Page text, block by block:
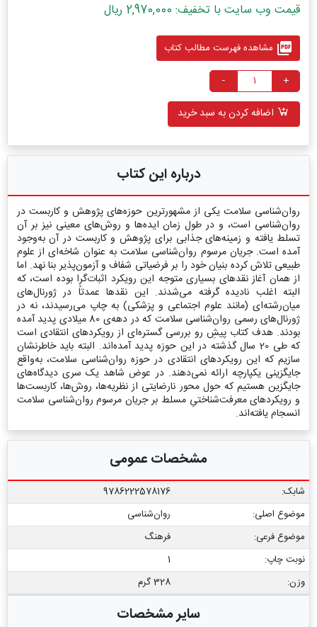
قیمت وب سایت با تخفیف: 2,970,000 ریال
picture_as_pdf مشاهده فهرست مطالب کتاب
+
-
اضافه کردن به سبد خرید
درباره این کتاب
روان‌شناسی سلامت یکی از مشهورترین حوزه‌های پژوهش و کاربست در
روان‌شناسی است، و در طول زمان ایده‌ها و روش‌های معینی نیز بر آن
تسلط یافته و زمینه‌های جذابی برای پژوهش و کاربست در آن به‌وجود
آمده است. جریان مرسوم روان‌شناسی سلامت به عنوان شاخه‌ای از علوم
طبیعی تلاش کرده بنیان خود را بر فرضیاتی شفاف و آزمون‌پذیر بنا نهد. اما
از همان آغاز نقدهای بسیاری متوجه این رویکرد اثبات‌گرا بوده است، که
البته اغلب نادیده گرفته می‌شدند. این نقدها عمدتاً در ژورنال‌های
میان‌رشته‌ای (مانند علوم اجتماعی و پزشکی) به چاپ می‌رسیدند، نه در
ژورنال‌های رسمی روان‌شناسی سلامت که در دهه‌ی 80 میلادی پدید آمده
بودند. هدف کتاب پیشِ رو بررسی گستره‌ای از رویکردهای انتقادی است
که طی 20 سال گذشته در این حوزه پدید آمده‌اند. البته باید خاطرنشان
سازیم که این رویکردهای انتقادی در حوزه روان‌شناسی سلامت، به‌واقع
جایگزینی یکپارچه ارائه نمی‌دهند. در عوض شاهد یک سری دیدگاه‌های
جایگزین هستیم که حول محور نارضایتی از نظریه‌ها، روش‌ها، کاربست‌ها
و رویکردهای معرفت‌شناختیِ مسلط بر جریان مرسوم روان‌شناسی سلامت
انسجام یافته‌اند.
مشخصات عمومی
شابک:
9786222578176
موضوع اصلی:
روان‌شناسی
موضوع فرعی:
فرهنگ
نوبت چاپ:
1
وزن:
328 گرم
سایر مشخصات